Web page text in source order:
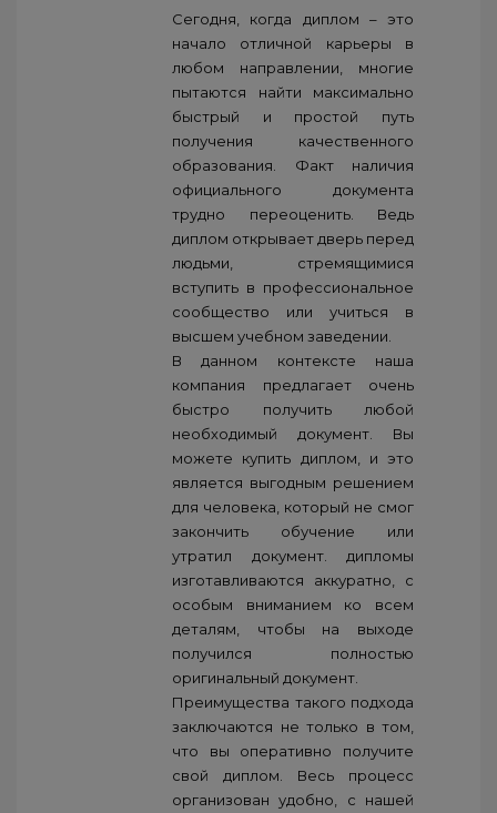
Сегодня, когда диплом – это
начало отличной карьеры в
любом направлении, многие
пытаются найти максимально
быстрый и простой путь
получения качественного
образования. Факт наличия
официального документа
трудно переоценить. Ведь
диплом открывает дверь перед
людьми, стремящимися
вступить в профессиональное
сообщество или учиться в
высшем учебном заведении.
В данном контексте наша
компания предлагает очень
быстро получить любой
необходимый документ. Вы
можете купить диплом, и это
является выгодным решением
для человека, который не смог
закончить обучение или
утратил документ. дипломы
изготавливаются аккуратно, с
особым вниманием ко всем
деталям, чтобы на выходе
получился полностью
оригинальный документ.
Преимущества такого подхода
заключаются не только в том,
что вы оперативно получите
свой диплом. Весь процесс
организован удобно, с нашей